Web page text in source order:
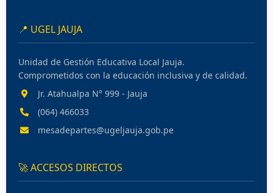
📍 UGEL JAUJA
Unidad de Gestión Educativa Local Jauja.
Comprometidos con la educación inclusiva y de calidad.
Jr. Atahualpa N° 999 - Jauja
(064) 466033
mesadepartes@ugeljauja.gob.pe
🚀 ACCESOS DIRECTOS